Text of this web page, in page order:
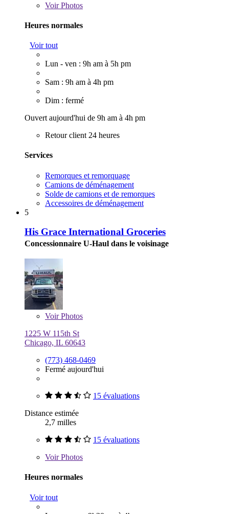
VoirPhotos
Heures normales
Voir tout
Lun - ven : 9h am à 5h pm
Sam : 9h am à 4h pm
Dim : fermé
Ouvert aujourd'hui de 9h am à 4h pm
Retour client 24 heures
Services
Remorques et remorquage
Camions de déménagement
Solde de camions et de remorques
Accessoires de déménagement
5
His Grace International Groceries
Concessionnaire U-Haul dans le voisinage
VoirPhotos
1225 W 115th St
Chicago, IL 60643
(773) 468-0469
Fermé aujourd'hui
15 évaluations
Distance estimée
2,7 milles
15 évaluations
VoirPhotos
Heures normales
Voir tout